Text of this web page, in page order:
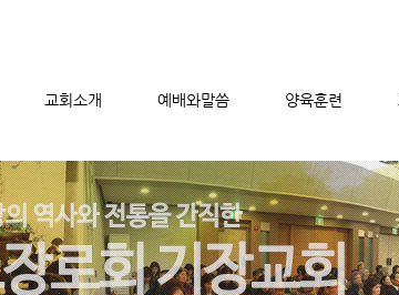
교회소개 예배와말씀 양육훈련
메뉴 건너뛰기